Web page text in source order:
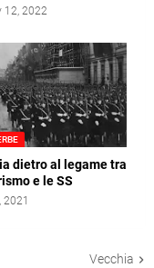
12, 2022
dietro al legame tra
e le SS
2021
Vecchia